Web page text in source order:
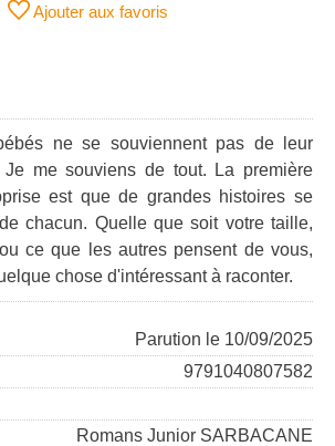
Ajouter aux favoris
ne se souviennent pas de leur
me souviens de tout. La première
est que de grandes histoires se
chacun. Quelle que soit votre taille,
ce que les autres pensent de vous,
chose d'intéressant à raconter.
Parution le 10/09/2025
9791040807582
Romans Junior SARBACANE